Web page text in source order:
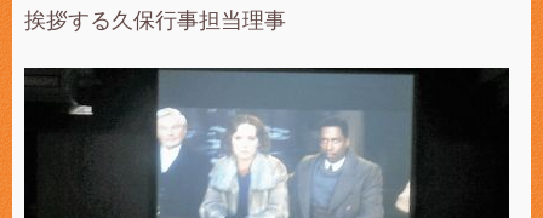
挨拶する久保行事担当理事